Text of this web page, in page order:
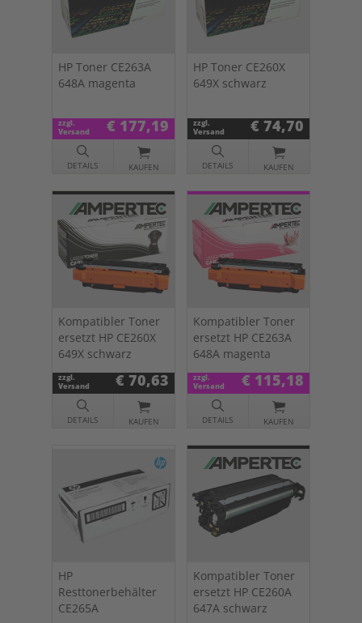
HP Toner CE263A
648A magenta
zzgl.
Versand
€ 177,19
DETAILS KAUFEN
HP Toner CE260X
649X schwarz
zzgl.
Versand
€ 74,70
DETAILS KAUFEN
Kompatibler Toner
ersetzt HP CE260X
649X schwarz
zzgl.
Versand
€ 70,63
DETAILS KAUFEN
Kompatibler Toner
ersetzt HP CE263A
648A magenta
zzgl.
Versand
€ 115,18
DETAILS KAUFEN
HP
Resttonerbehälter
CE265A
Kompatibler Toner
ersetzt HP CE260A
647A schwarz